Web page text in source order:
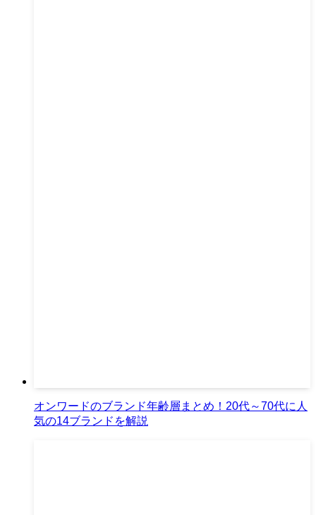
オンワードのブランド年齢層まとめ！20代～70代に人
気の14ブランドを解説